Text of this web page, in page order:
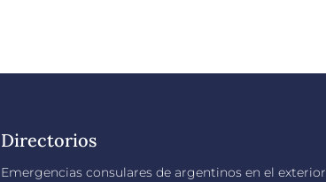
Directorios
Emergencias consulares de argentinos en el exterior